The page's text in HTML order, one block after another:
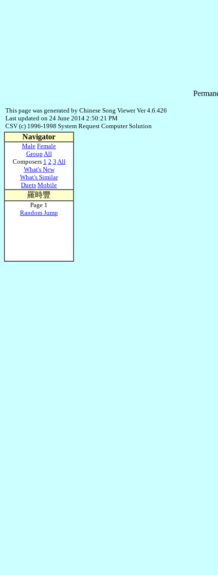
This page was generated by Chinese Song Viewer Ver 4.6.426
Last updated on 24 June 2014 2:50:21 PM
CSV (c) 1996-1998 System Request Computer Solution
Navigator
Male Female
Group All
Composers 1 2 3 All
What's New
What's Similar
Duets Mobile
羅時豐
Page 1
Random Jump